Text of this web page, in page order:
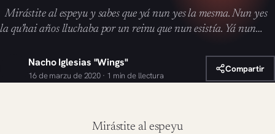
Mirástite al espeyu y sabes que yá nun yes la mesma. Nun yes
la qu’hai años lluchaba por un reinu que nun esistía. Yá nun…
Nacho Iglesias "Wings"
16 de marzu de 2020 · 1 min de llectura
Compartir
Mirástite al espeyu